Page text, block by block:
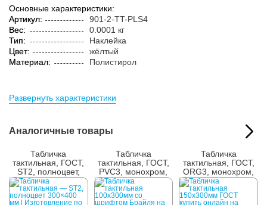
Основные характеристики:
Артикул:
901-2-TT-PLS4
Вес:
0.0001 кг
Тип:
Наклейка
Цвет:
жёлтый
Материал:
Полистирол
Развернуть характеристики
Аналогичные товары
Табличка
тактильная, ГОСТ,
ST2, полноцвет,
300x400 мм
Табличка
тактильная, ГОСТ,
PVC3, монохром,
100x300 мм
Табличка
тактильная, ГОСТ,
ORG3, монохром,
150x300 мм